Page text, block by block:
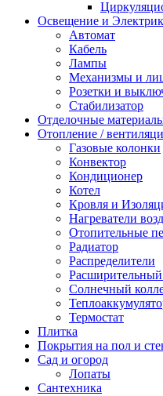
Освещение и
Автомат
Кабель
Лампы
Механизмы и
Розетки и
Стабилизатор
Отделочные
Отопление /
Газовые колонки
Конвектор
Кондиционер
Котел
Кровля и
Нагреватели
Отопительные
Радиатор
Распределители
Расширительный
Солнечный
Термостат
Плитка
Покрытия на пол и
Сад и огород
Лопаты
Сантехника